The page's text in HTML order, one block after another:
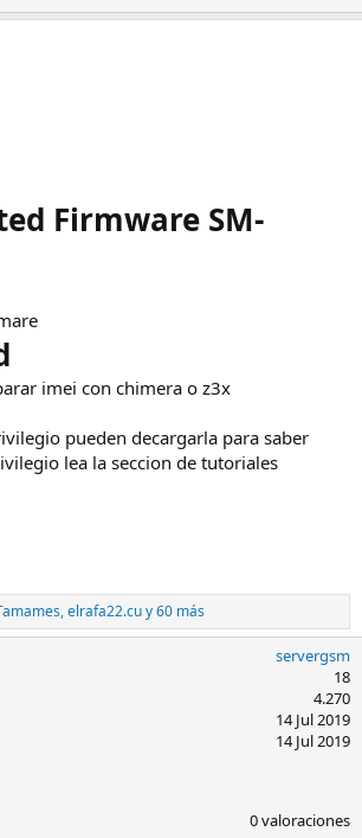
Firmware SM-
imei con chimera o z3x
pueden decargarla para saber
lea la seccion de tutoriales
,elrafa22.cuy 60 más
servergsm
18
4.270
14 Jul 2019
14 Jul 2019
0 valoraciones